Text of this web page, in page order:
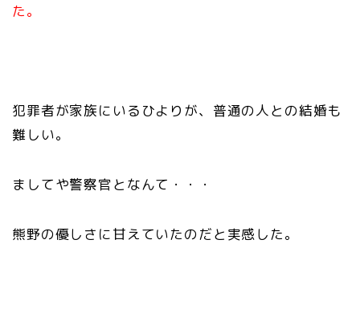
た。
犯罪者が家族にいるひよりが、普通の人との結婚も
難しい。
ましてや警察官となんて・・・
熊野の優しさに甘えていたのだと実感した。